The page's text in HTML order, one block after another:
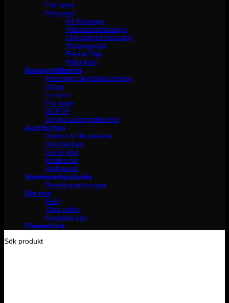
För laser
Massage
All Massage
Vibrationsmassage
Cirkulationsmassage
Massageolja
Eterisk Olja
Hälsokost
Salongstillbehör
Personlig Skyddsutrustning
Utsug
Lampor
För laser
DOFTA
Övriga salongstillbehör
Just for fun
Väskor & Neccesärer
Uppblåsbart
Lek & skoj
Maskerad
Halloween
Sommarerbjudande
Reseförpackningar
Om oss
FAQ
Våra villkor
Kontakta oss
Presentkort
Sök produkt